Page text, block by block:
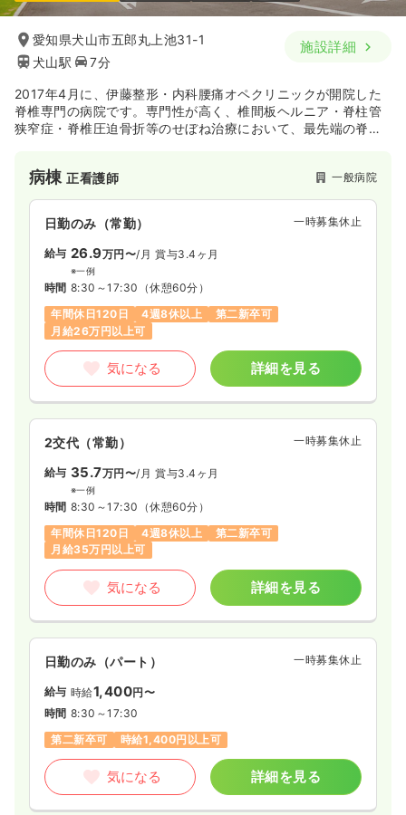
愛知県犬山市五郎丸上池31-1
犬山駅
7分
施設詳細
2017年4月に、伊藤整形・内科腰痛オペクリニックが開院した
脊椎専門の病院です。専門性が高く、椎間板ヘルニア・脊柱管
狭窄症・脊椎圧迫骨折等のせぼね治療において、最先端の脊椎
病棟正看護師 一般病院
日勤のみ（常勤） 一時募集休止
給与 26.9万円〜/月 賞与3.4ヶ月
※一例
時間 8:30～17:30 （休憩60分）
年間休日120日
4週8休以上
第二新卒可
月給26万円以上可
気になる 詳細を見る
2交代（常勤） 一時募集休止
給与 35.7万円〜/月 賞与3.4ヶ月
※一例
時間 8:30～17:30 （休憩60分）
年間休日120日
4週8休以上
第二新卒可
月給35万円以上可
気になる 詳細を見る
日勤のみ（パート） 一時募集休止
給与 時給1,400円〜
時間 8:30～17:30
第二新卒可
時給1,400円以上可
気になる 詳細を見る